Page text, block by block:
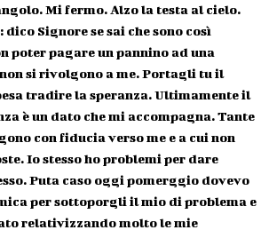
Mi fermo. Alzo la testa al cielo.
Signore se sai che sono così
poter pagare un pannino ad una
si rivolgono a me. Portagli tu il
tradire la speranza. Ultimamente il
è un dato che mi accompagna. Tante
con fiducia verso me e a cui non
Io stesso ho problemi per dare
Puta caso oggi pomerggio dovevo
per sottoporgli il mio di problema e
relativizzando molto le mie